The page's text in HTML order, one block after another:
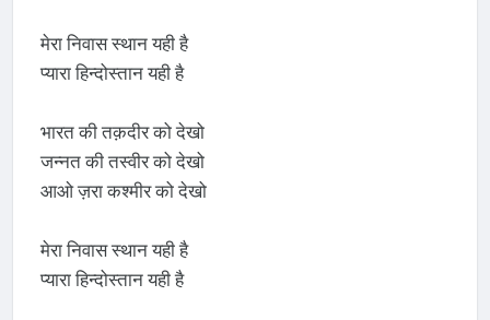
मेरा निवास स्थान यही है
प्यारा हिन्दोस्तान यही है
भारत की तक़दीर को देखो
जन्नत की तस्वीर को देखो
आओ ज़रा कश्मीर को देखो
मेरा निवास स्थान यही है
प्यारा हिन्दोस्तान यही है